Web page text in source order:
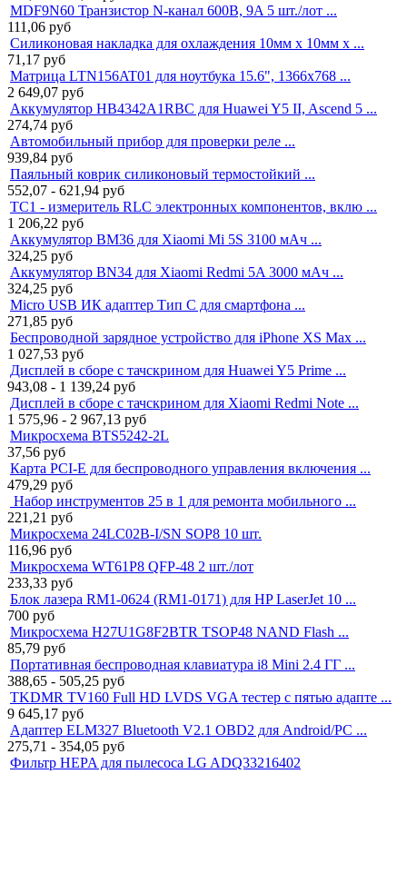
MDF9N60 Транзистор N-канал 600В, 9A 5 шт./лот ...
111,06 руб
Силиконовая накладка для охлаждения 10мм x 10мм x ...
71,17 руб
Матрица LTN156AT01 для ноутбука 15.6", 1366x768 ...
2 649,07 руб
Аккумулятор HB4342A1RBC для Huawei Y5 II, Ascend 5 ...
274,74 руб
Автомобильный прибор для проверки реле ...
939,84 руб
Паяльный коврик силиконовый термостойкий ...
552,07 - 621,94 руб
TC1 - измеритель RLC электронных компонентов, вклю ...
1 206,22 руб
Аккумулятор BM36 для Xiaomi Mi 5S 3100 мАч ...
324,25 руб
Аккумулятор BN34 для Xiaomi Redmi 5A 3000 мАч ...
324,25 руб
Micro USB ИК адаптер Тип C для смартфона ...
271,85 руб
Беспроводной зарядное устройство для iPhone XS Max ...
1 027,53 руб
Дисплей в сборе с тачскрином для Huawei Y5 Prime ...
943,08 - 1 139,24 руб
Дисплей в сборе с тачскрином для Xiaomi Redmi Note ...
1 575,96 - 2 967,13 руб
Микросхема BTS5242-2L
37,56 руб
Карта PCI-E для беспроводного управления включения ...
479,29 руб
Набор инструментов 25 в 1 для ремонта мобильного ...
221,21 руб
Микросхема 24LC02B-I/SN SOP8 10 шт.
116,96 руб
Микросхема WT61P8 QFP-48 2 шт./лот
233,33 руб
Блок лазера RM1-0624 (RM1-0171) для HP LaserJet 10 ...
700 руб
Микросхема H27U1G8F2BTR TSOP48 NAND Flash ...
85,79 руб
Портативная беспроводная клавиатура i8 Mini 2.4 ГГ ...
388,65 - 505,25 руб
TKDMR TV160 Full HD LVDS VGA тестер с пятью адапте ...
9 645,17 руб
Адаптер ELM327 Bluetooth V2.1 OBD2 для Android/PC ...
275,71 - 354,05 руб
Фильтр HEPA для пылесоса LG ADQ33216402